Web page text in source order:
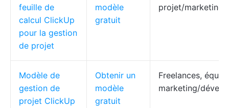
feuille de
calcul ClickUp
pour la gestion
de projet
modèle
gratuit
projet/marketing/
Modèle de
gestion de
projet ClickUp
Obtenir un
modèle
gratuit
Freelances,
marketing/